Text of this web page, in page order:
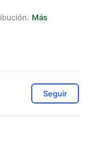
Más
Seguir